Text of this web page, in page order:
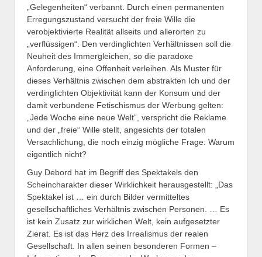
„Gelegenheiten“ verbannt. Durch einen permanenten
Erregungszustand versucht der freie Wille die
verobjektivierte Realität allseits und allerorten zu
„verflüssigen“. Den verdinglichten Verhältnissen soll die
Neuheit des Immergleichen, so die paradoxe
Anforderung, eine Offenheit verleihen. Als Muster für
dieses Verhältnis zwischen dem abstrakten Ich und der
verdinglichten Objektivität kann der Konsum und der
damit verbundene Fetischismus der Werbung gelten:
„Jede Woche eine neue Welt“, verspricht die Reklame
und der „freie“ Wille stellt, angesichts der totalen
Versachlichung, die noch einzig mögliche Frage: Warum
eigentlich nicht?
Guy Debord hat im Begriff des Spektakels den
Scheincharakter dieser Wirklichkeit herausgestellt: „Das
Spektakel ist … ein durch Bilder vermitteltes
gesellschaftliches Verhältnis zwischen Personen. … Es
ist kein Zusatz zur wirklichen Welt, kein aufgesetzter
Zierat. Es ist das Herz des Irrealismus der realen
Gesellschaft. In allen seinen besonderen Formen –